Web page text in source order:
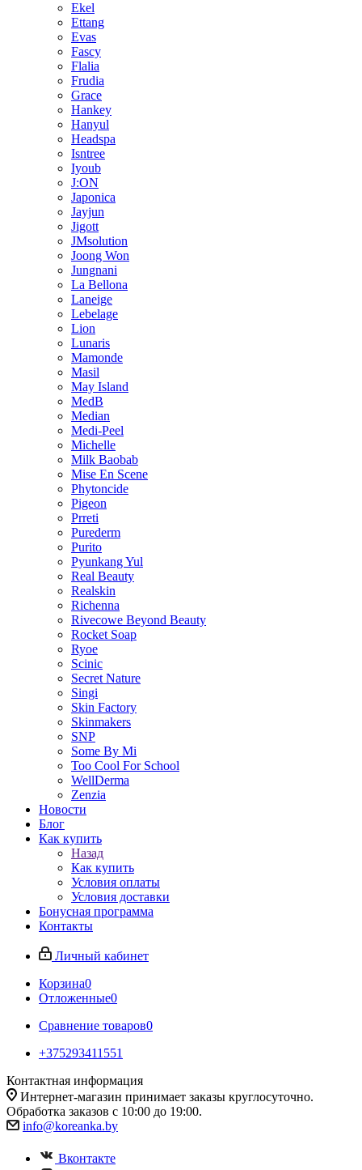
Ekel
Ettang
Evas
Fascy
Flalia
Frudia
Grace
Hankey
Hanyul
Headspa
Isntree
Iyoub
J:ON
Japonica
Jayjun
Jigott
JMsolution
Joong Won
Jungnani
La Bellona
Laneige
Lebelage
Lion
Lunaris
Mamonde
Masil
May Island
MedB
Median
Medi-Peel
Michelle
Milk Baobab
Mise En Scene
Phytoncide
Pigeon
Prreti
Purederm
Purito
Pyunkang Yul
Real Beauty
Realskin
Richenna
Rivecowe Beyond Beauty
Rocket Soap
Ryoe
Scinic
Secret Nature
Singi
Skin Factory
Skinmakers
SNP
Some By Mi
Too Cool For School
WellDerma
Zenzia
Новости
Блог
Как купить
Назад
Как купить
Условия оплаты
Условия доставки
Бонусная программа
Контакты
Личный кабинет
Корзина0
Отложенные0
Сравнение товаров0
+375293411551
Контактная информация
Интернет-магазин принимает заказы круглосуточно.
Обработка заказов с 10:00 до 19:00.
info@koreanka.by
Вконтакте